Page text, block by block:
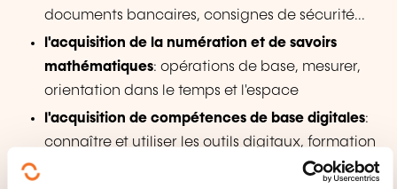
documents bancaires, consignes de sécurité...
l'acquisition de la numération et de savoirs
mathématiques: opérations de base, mesurer,
orientation dans le temps et l'espace
l'acquisition de compétences de base digitales:
connaître et utiliser les outils digitaux, formation